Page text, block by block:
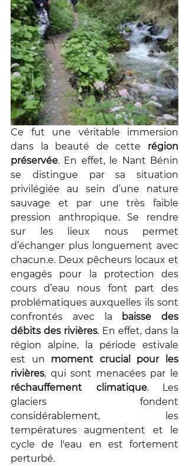
Ce fut une véritable immersion
dans la beauté de cette région
préservée. En effet, le Nant Bénin
se distingue par sa situation
privilégiée au sein d’une nature
sauvage et par une très faible
pression anthropique. Se rendre
sur les lieux nous permet
d’échanger plus longuement avec
chacun.e. Deux pêcheurs locaux et
engagés pour la protection des
cours d’eau nous font part des
problématiques auxquelles ils sont
confrontés avec la baisse des
débits des rivières. En effet, dans la
région alpine, la période estivale
est un moment crucial pour les
rivières
réchauffement climatique. Les
glaciers fondent
considérablement, les
températures augmentent et le
cycle de l'eau en est fortement
perturbé.